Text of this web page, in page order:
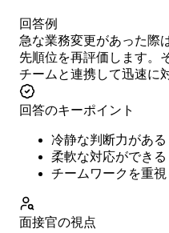
回答例
急な業務変更があった際
先順位を再評価します。
チームと連携して迅速に
回答のキーポイント
冷静な判断力がある
柔軟な対応ができる
チームワークを重視
面接官の視点